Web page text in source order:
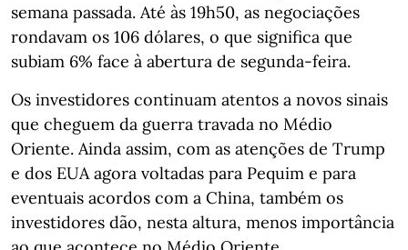
semana passada. Até às 19h50, as negociações
rondavam os 106 dólares, o que significa que
subiam 6% face à abertura de segunda-feira.
Os investidores continuam atentos a novos sinais
que cheguem da guerra travada no Médio
Oriente. Ainda assim, com as atenções de Trump
e dos EUA agora voltadas para Pequim e para
eventuais acordos com a China, também os
investidores dão, nesta altura, menos importância